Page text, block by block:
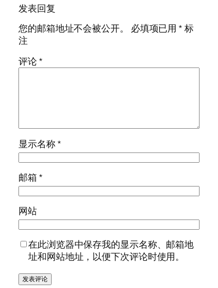
发表回复
您的邮箱地址不会被公开。
必填项已用*标
注
评论*
显示名称*
邮箱*
网站
在此浏览器中保存我的显示名称、邮箱地
址和网站地址，以便下次评论时使用。